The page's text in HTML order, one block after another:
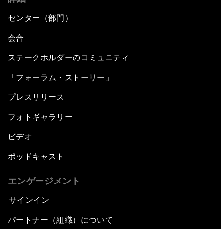
センター（部門）
会合
ステークホルダーのコミュニティ
「フォーラム・ストーリー」
プレスリリース
フォトギャラリー
ビデオ
ポッドキャスト
エンゲージメント
サインイン
パートナー（組織）について